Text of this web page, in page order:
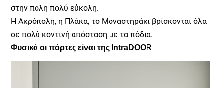
στην πόλη πολύ εύκολη.
Η Ακρόπολη, η Πλάκα, το Μοναστηράκι βρίσκονται όλα
σε πολύ κοντινή απόσταση με τα πόδια.
Φυσικά οι πόρτες είναι της IntraDOOR